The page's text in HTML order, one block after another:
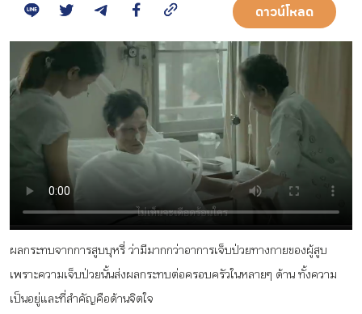
บทความแคมเปญ
สื่อของแคมเปญ
กิจกรรม
หัวข้อที่เราแนะนำ
ดาวน์โหลด
ผลกระทบจากการสูบบุหรี่ ว่ามีมากกว่าอาการเจ็บป่วยทางกายของผู้สูบ
เพราะความเจ็บป่วยนั้นส่งผลกระทบต่อครอบครัวในหลายๆ ด้าน ทั้งความ
เป็นอยู่และที่สำคัญคือด้านจิตใจ